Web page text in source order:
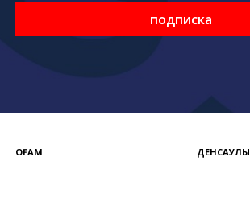
подписка
ҚОҒАМ ДЕНСАУЛЫҚ